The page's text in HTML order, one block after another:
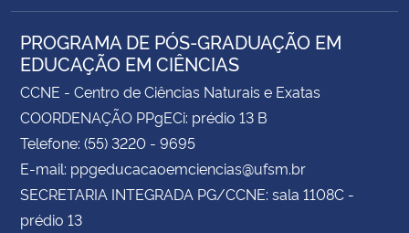
PROGRAMA DE PÓS-GRADUAÇÃO EM
EDUCAÇÃO EM CIÊNCIAS
CCNE - Centro de Ciências Naturais e Exatas
COORDENAÇÃO PPgECi: prédio 13 B
Telefone: (55) 3220 - 9695
E-mail: ppgeducacaoemciencias@ufsm.br
SECRETARIA INTEGRADA PG/CCNE: sala 1108C -
prédio 13